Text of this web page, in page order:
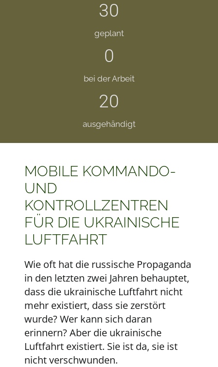
30
geplant
0
bei der Arbeit
20
ausgehändigt
MOBILE KOMMANDO-
UND
KONTROLLZENTREN
FÜR DIE UKRAINISCHE
LUFTFAHRT
Wie oft hat die russische Propaganda
in den letzten zwei Jahren behauptet,
dass die ukrainische Luftfahrt nicht
mehr existiert, dass sie zerstört
wurde? Wer kann sich daran
erinnern? Aber die ukrainische
Luftfahrt existiert. Sie ist da, sie ist
nicht verschwunden.